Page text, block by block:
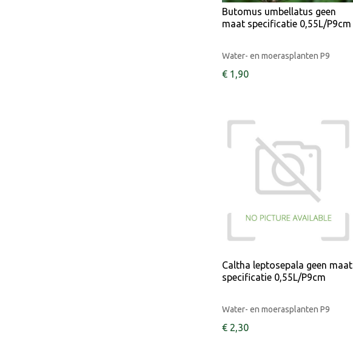
Butomus umbellatus geen
maat specificatie 0,55L/P9cm
Water- en moerasplanten P9
€ 1 ,90
Caltha leptosepala geen maat
specificatie 0,55L/P9cm
Water- en moerasplanten P9
€ 2,30